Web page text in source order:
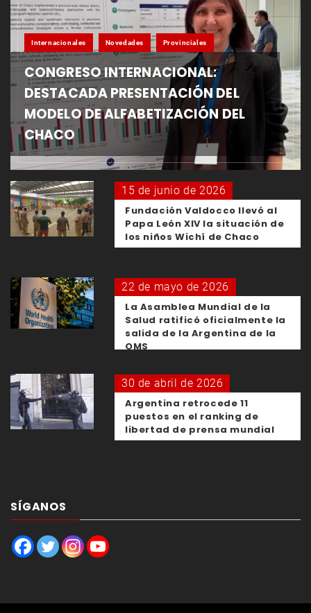
Internacionales Novedades Provinciales
CONGRESO INTERNACIONAL:
DESTACADA PRESENTACIÓN DEL
MODELO DE ALFABETIZACIÓN DEL
CHACO
15 de junio de 2026
Fundación Valdocco llevó al
Papa León XIV la situación de
los niños Wichí de Chaco
22 de mayo de 2026
La Asamblea Mundial de la
Salud ratificó oficialmente la
salida de la Argentina de la
OMS
30 de abril de 2026
Argentina retrocede 11
puestos en el ranking de
libertad de prensa mundial
SÍGANOS